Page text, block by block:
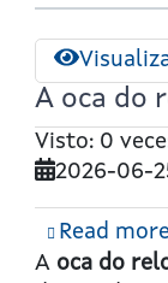
A oca do
Visto: 0
2026-06-
Read
A oca do